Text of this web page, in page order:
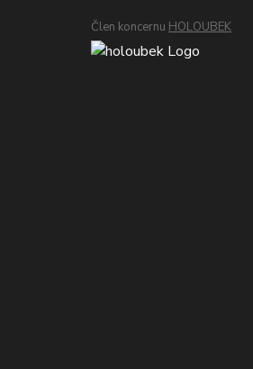
Člen koncernu HOLOUBEK